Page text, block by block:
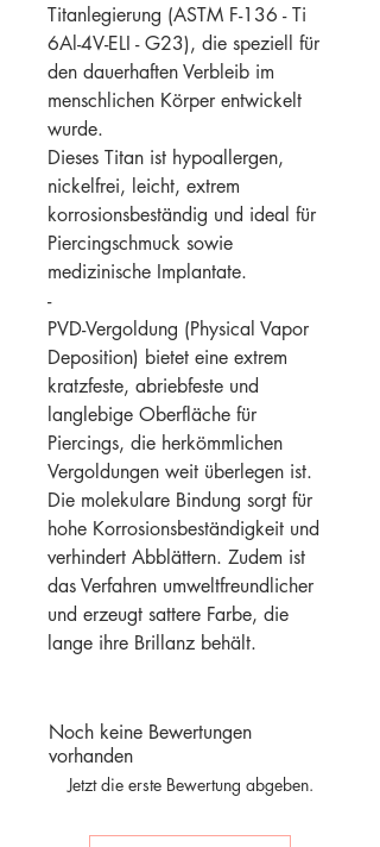
Titanlegierung (ASTM F-136 - Ti
6Al-4V-ELI - G23), die speziell für
den dauerhaften Verbleib im
menschlichen Körper entwickelt
wurde.
Dieses Titan ist hypoallergen,
nickelfrei, leicht, extrem
korrosionsbeständig und ideal für
Piercingschmuck sowie
medizinische Implantate.
-
PVD-Vergoldung (Physical Vapor
Deposition) bietet eine extrem
kratzfeste, abriebfeste und
langlebige Oberfläche für
Piercings, die herkömmlichen
Vergoldungen weit überlegen ist.
Die molekulare Bindung sorgt für
hohe Korrosionsbeständigkeit und
verhindert Abblättern. Zudem ist
das Verfahren umweltfreundlicher
und erzeugt sattere Farbe, die
lange ihre Brillanz behält.
Noch keine Bewertungen
vorhanden
Jetzt die erste Bewertung abgeben.